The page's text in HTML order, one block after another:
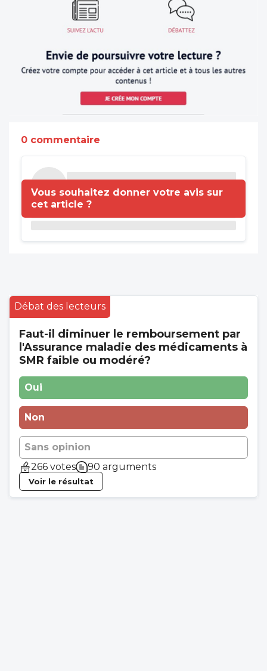
0 commentaire
Vous souhaitez donner votre avis sur
cet article ?
Débat des lecteurs
Faut-il diminuer le remboursement par
l'Assurance maladie des médicaments à
SMR faible ou modéré?
Oui
Non
Sans opinion
266 votes
90 arguments
Voir le résultat